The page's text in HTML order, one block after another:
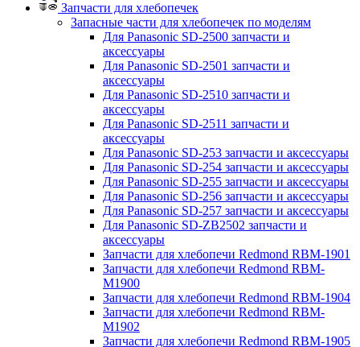
Запчасти для хлебопечек
Запасные части для хлебопечек по моделям
Для Panasonic SD-2500 запчасти и
аксессуары
Для Panasonic SD-2501 запчасти и
аксессуары
Для Panasonic SD-2510 запчасти и
аксессуары
Для Panasonic SD-2511 запчасти и
аксессуары
Для Panasonic SD-253 запчасти и аксессуары
Для Panasonic SD-254 запчасти и аксессуары
Для Panasonic SD-255 запчасти и аксессуары
Для Panasonic SD-256 запчасти и аксессуары
Для Panasonic SD-257 запчасти и аксессуары
Для Panasonic SD-ZB2502 запчасти и
аксессуары
Запчасти для хлебопечи Redmond RBM-1901
Запчасти для хлебопечи Redmond RBM-
M1900
Запчасти для хлебопечи Redmond RBM-1904
Запчасти для хлебопечи Redmond RBM-
M1902
Запчасти для хлебопечи Redmond RBM-1905